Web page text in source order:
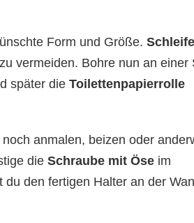
Form und Größe. Schleife
vermeiden. Bohre nun an einer
später die Toilettenpapierrolle
anmalen, beizen oder
die Schraube mit Öse im
den fertigen Halter an der